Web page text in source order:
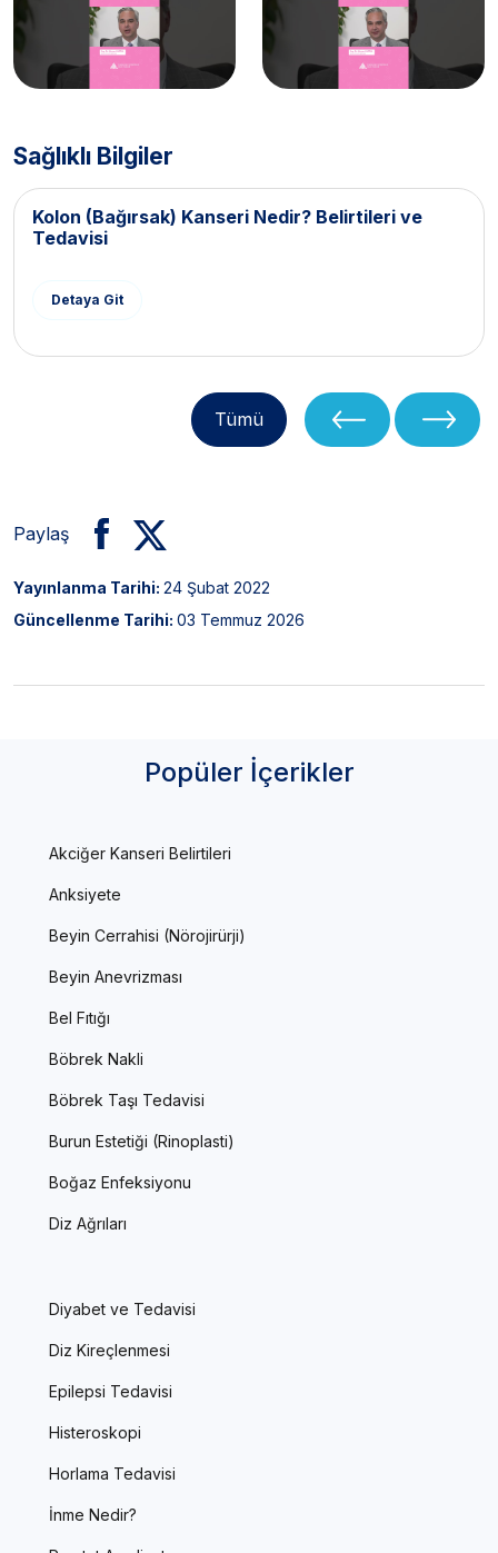
Sağlıklı Bilgiler
Kolon (Bağırsak) Kanseri Nedir? Belirtileri ve
Tedavisi
Detaya Git
Tümü
Paylaş
Yayınlanma Tarihi: 24 Şubat 2022
Güncellenme Tarihi: 03 Temmuz 2026
Popüler İçerikler
Akciğer Kanseri Belirtileri
Anksiyete
Beyin Cerrahisi (Nörojirürji)
Beyin Anevrizması
Bel Fıtığı
Böbrek Nakli
Böbrek Taşı Tedavisi
Burun Estetiği (Rinoplasti)
Boğaz Enfeksiyonu
Diz Ağrıları
Diyabet ve Tedavisi
Diz Kireçlenmesi
Epilepsi Tedavisi
Histeroskopi
Horlama Tedavisi
İnme Nedir?